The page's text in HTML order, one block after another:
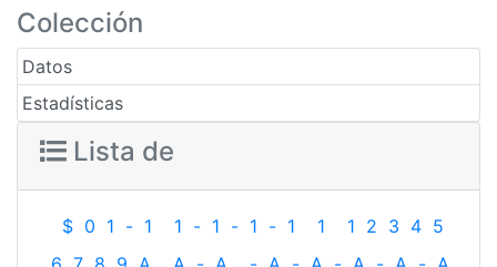
Colección
Datos
Estadísticas
Lista de
$ 0 1 - 1 1 - 1 - 1 - 1 1 1 2 3 4 5